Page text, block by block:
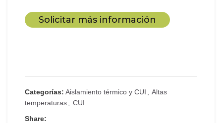
Solicitar más información
Categorías: Aislamiento térmico y CUI
Altas
temperaturas
CUI
Share: